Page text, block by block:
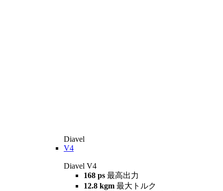
Diavel
V4
Diavel V4
168 ps 最高出力
12.8 kgm 最大トルク